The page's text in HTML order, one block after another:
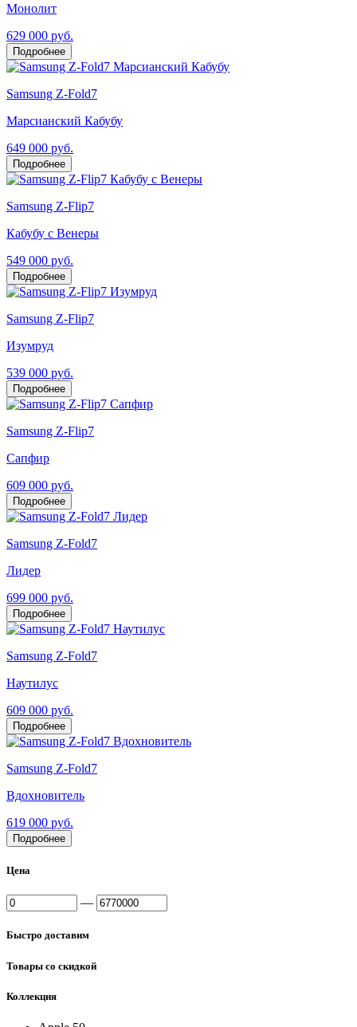
Монолит
629 000 руб.
Подробнее
Samsung Z-Fold7
Марсианский Кабубу
649 000 руб.
Подробнее
Samsung Z-Flip7
Кабубу с Венеры
549 000 руб.
Подробнее
Samsung Z-Flip7
Изумруд
539 000 руб.
Подробнее
Samsung Z-Flip7
Сапфир
609 000 руб.
Подробнее
Samsung Z-Fold7
Лидер
699 000 руб.
Подробнее
Samsung Z-Fold7
Наутилус
609 000 руб.
Подробнее
Samsung Z-Fold7
Вдохновитель
619 000 руб.
Подробнее
Цена
—
Быстро доставим
Товары со скидкой
Коллекция